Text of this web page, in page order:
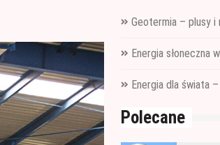
Geotermia – plusy i
Energia słoneczna
Energia dla świata
Polecane